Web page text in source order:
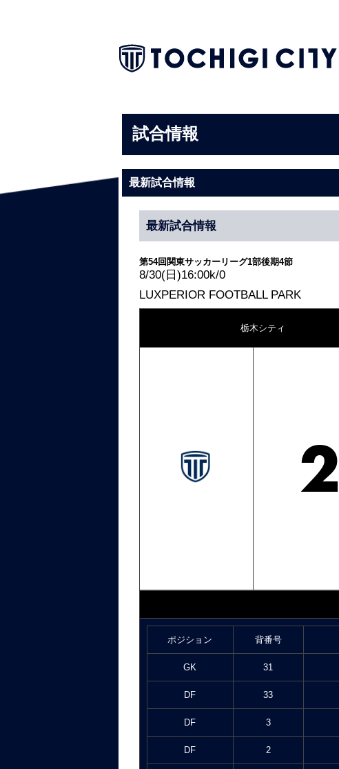
試合情報
最新試合情報
最新試合情報
第54回関東サッカーリーグ1部後期4節
8/30(日)16:00k/0
LUXPERIOR FOOTBALL PARK
栃木シティ
2
ポジション 背番号
GK 31
DF 33
DF 3
DF 2